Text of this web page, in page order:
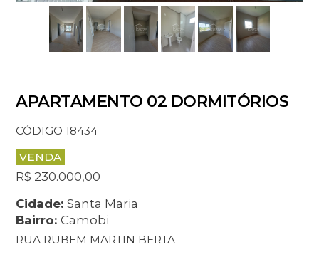
APARTAMENTO 02 DORMITÓRIOS
CÓDIGO 18434
VENDA
R$ 230.000,00
Cidade:Santa Maria
Bairro:Camobi
RUA RUBEM MARTIN BERTA